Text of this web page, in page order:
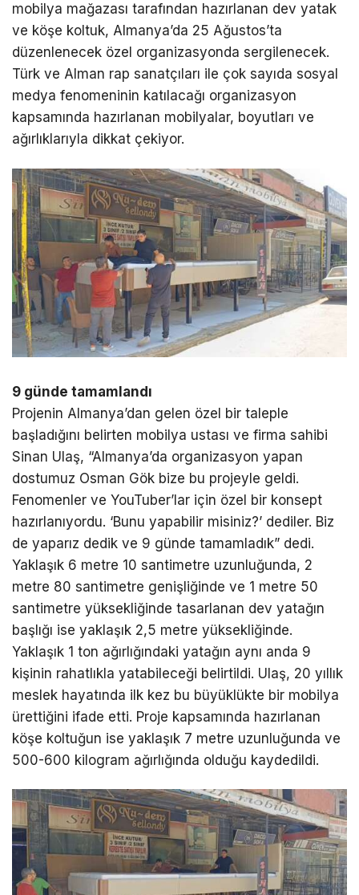
mobilya mağazası tarafından hazırlanan dev yatak
ve köşe koltuk, Almanya’da 25 Ağustos’ta
düzenlenecek özel organizasyonda sergilenecek.
Türk ve Alman rap sanatçıları ile çok sayıda sosyal
medya fenomeninin katılacağı organizasyon
kapsamında hazırlanan mobilyalar, boyutları ve
ağırlıklarıyla dikkat çekiyor.
9 günde tamamlandı
Projenin Almanya’dan gelen özel bir taleple
başladığını belirten mobilya ustası ve firma sahibi
Sinan Ulaş, “Almanya’da organizasyon yapan
dostumuz Osman Gök bize bu projeyle geldi.
Fenomenler ve YouTuber’lar için özel bir konsept
hazırlanıyordu. ‘Bunu yapabilir misiniz?’ dediler. Biz
de yaparız dedik ve 9 günde tamamladık” dedi.
Yaklaşık 6 metre 10 santimetre uzunluğunda, 2
metre 80 santimetre genişliğinde ve 1 metre 50
santimetre yüksekliğinde tasarlanan dev yatağın
başlığı ise yaklaşık 2,5 metre yüksekliğinde.
Yaklaşık 1 ton ağırlığındaki yatağın aynı anda 9
kişinin rahatlıkla yatabileceği belirtildi. Ulaş, 20 yıllık
meslek hayatında ilk kez bu büyüklükte bir mobilya
ürettiğini ifade etti. Proje kapsamında hazırlanan
köşe koltuğun ise yaklaşık 7 metre uzunluğunda ve
500-600 kilogram ağırlığında olduğu kaydedildi.